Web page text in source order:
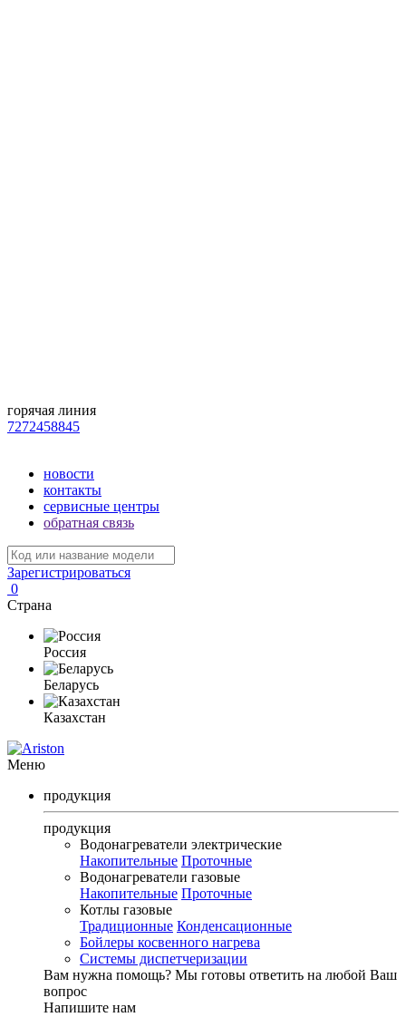
горячая линия
7272458845
новости
контакты
сервисные центры
обратная связь
Зарегистрироваться
0
Страна
Россия
Беларусь
Казахстан
Меню
продукция
продукция
Водонагреватели электрические
Накопительные Проточные
Водонагреватели газовые
Накопительные Проточные
Котлы газовые
Традиционные Конденсационные
Бойлеры косвенного нагрева
Системы диспетчеризации
Вам нужна помощь? Мы готовы ответить на любой Ваш
вопрос
Напишите нам